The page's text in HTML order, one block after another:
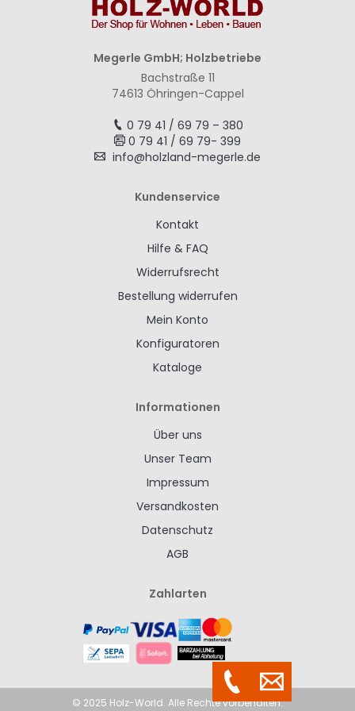
Megerle GmbH; Holzbetriebe
Bachstraße 11
74613 Öhringen-Cappel
0 79 41 / 69 79 – 380
0 79 41 / 69 79- 399
info@holzland-megerle.de
Kundenservice
Kontakt
Hilfe & FAQ
Widerrufsrecht
Bestellung widerrufen
Mein Konto
Konfiguratoren
Kataloge
Informationen
Über uns
Unser Team
Impressum
Versandkosten
Datenschutz
AGB
Zahlarten
© 2025 Holz-World. Alle Rechte vorbehalten.